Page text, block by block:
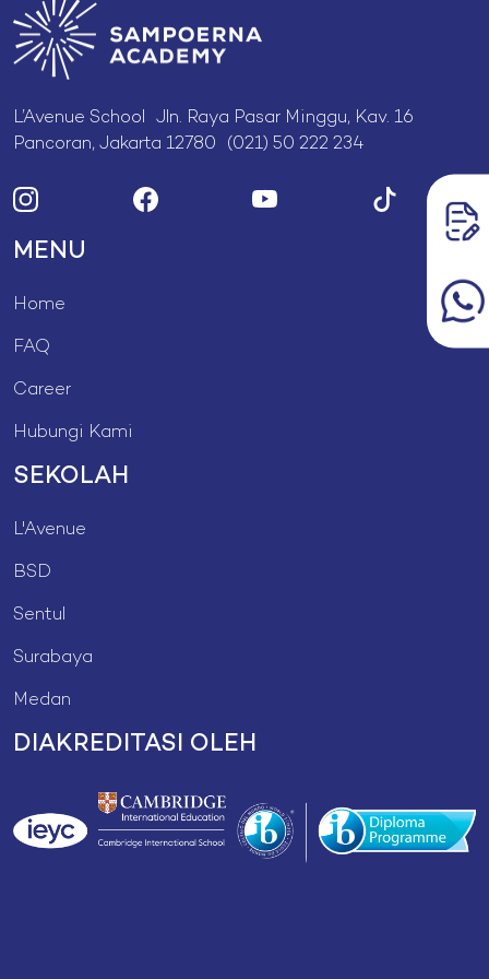
L’Avenue School Jln. Raya Pasar Minggu, Kav. 16
Pancoran, Jakarta 12780 (021) 50 222 234
MENU
Home
FAQ
Career
Hubungi Kami
SEKOLAH
L'Avenue
BSD
Sentul
Surabaya
Medan
DIAKREDITASI OLEH